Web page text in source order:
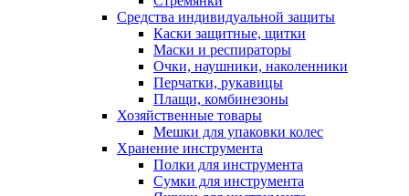
Средства индивидуальной защиты
Каски защитные, щитки
Маски и респираторы
Очки, наушники, наколенники
Перчатки, рукавицы
Плащи, комбинезоны
Хозяйственные товары
Мешки для упаковки колес
Хранение инструмента
Полки для инструмента
Сумки для инструмента